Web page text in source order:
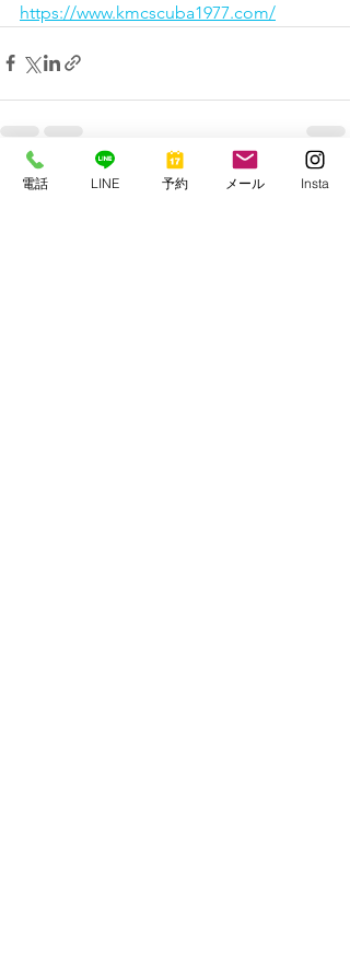
https://www.kmcscuba1977.com/
最新記事 すべて表示
電話 LINE 予約 メール Insta